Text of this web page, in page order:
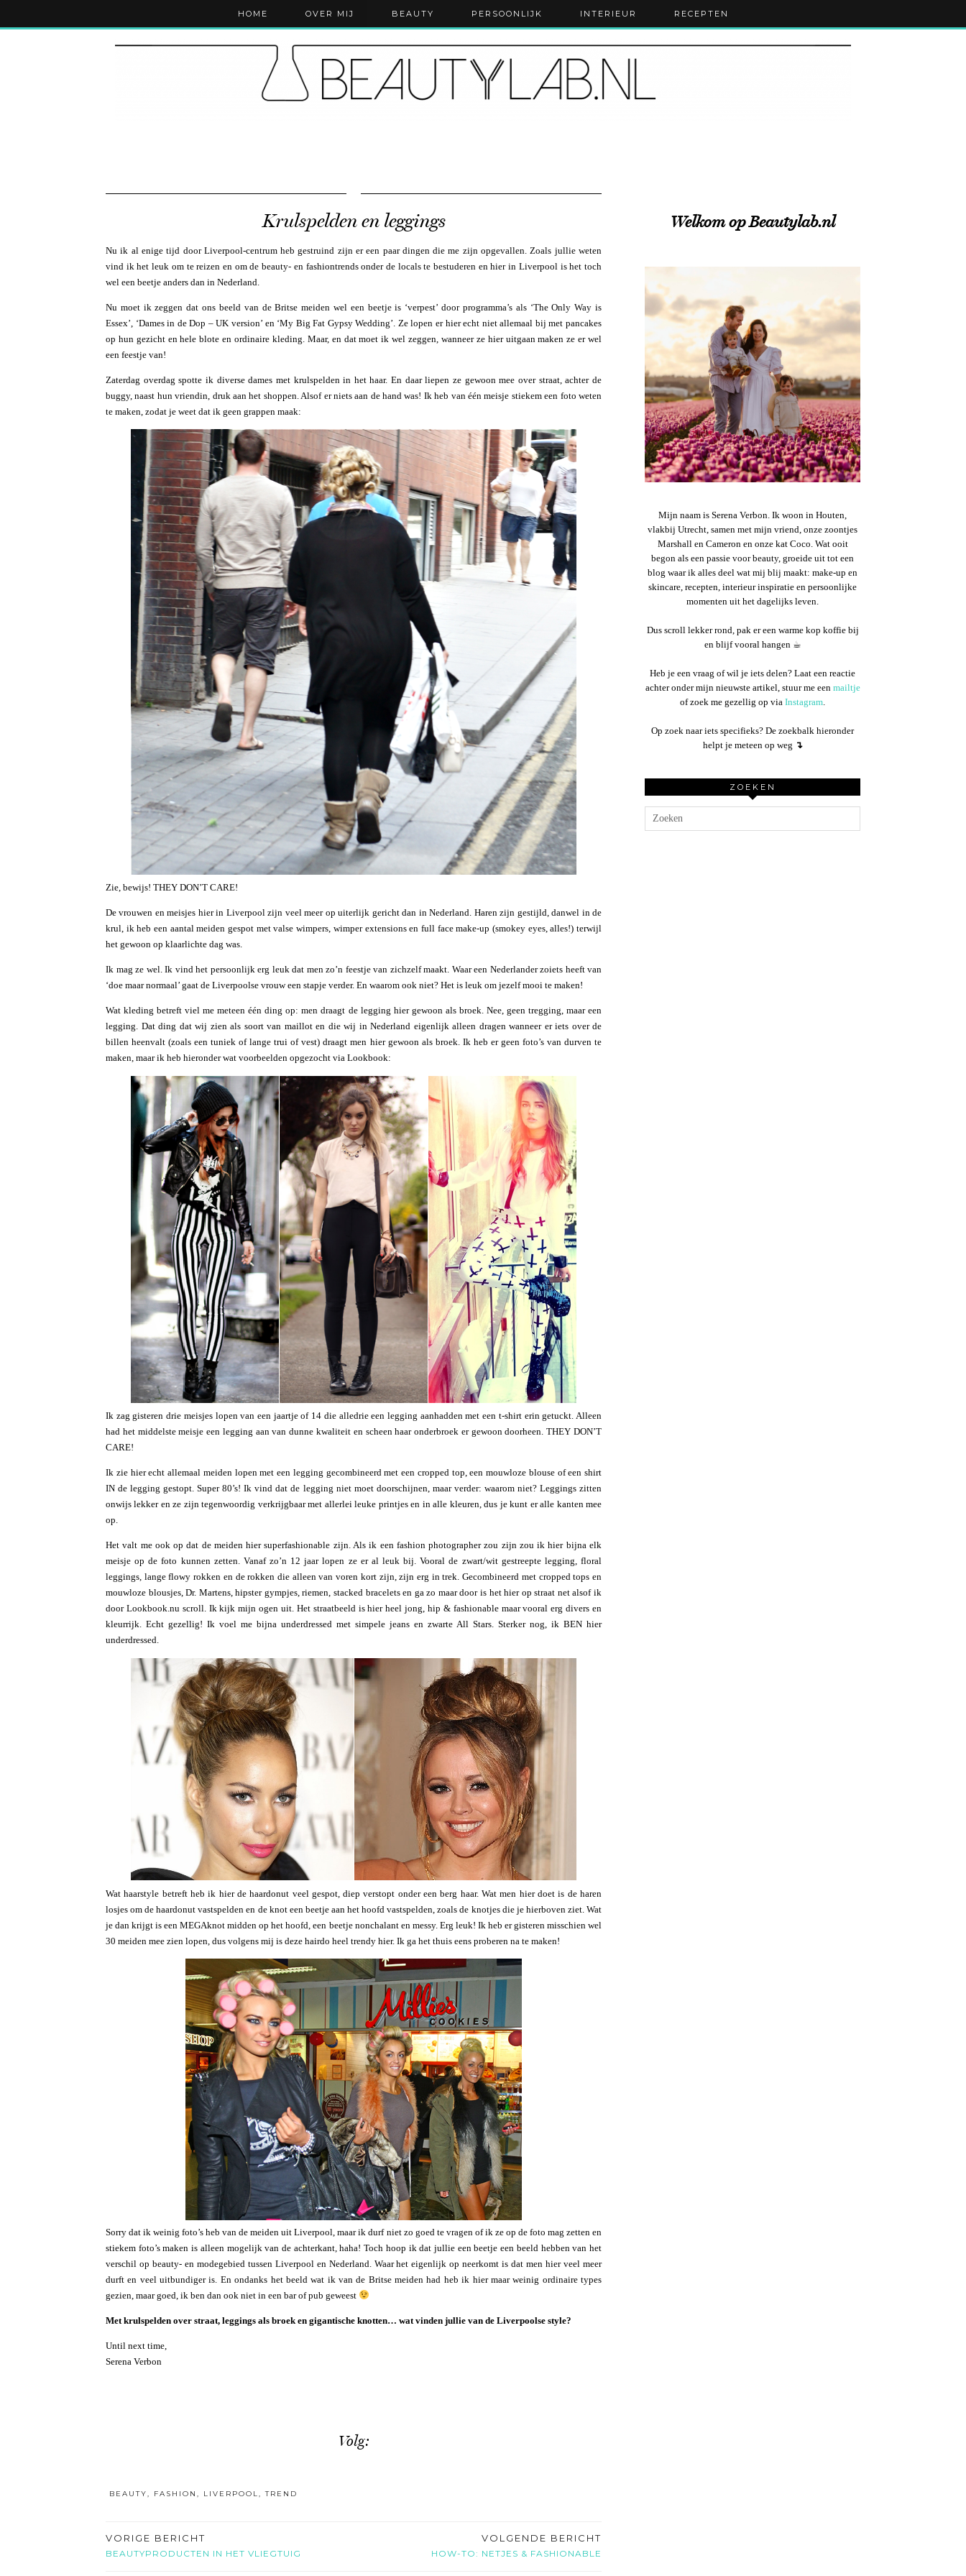
HOME OVER MIJ BEAUTY PERSOONLIJK INTERIEUR RECEPTEN
Krulspelden en leggings
Nu ik al enige tijd door Liverpool-centrum heb gestruind zijn er een paar dingen die me zijn opgevallen. Zoals jullie weten
vind ik het leuk om te reizen en om de beauty- en fashiontrends onder de locals te bestuderen en hier in Liverpool is het toch
wel een beetje anders dan in Nederland.
Nu moet ik zeggen dat ons beeld van de Britse meiden wel een beetje is ‘verpest’ door programma’s als ‘The Only Way is
Essex’, ‘Dames in de Dop – UK version’ en ‘My Big Fat Gypsy Wedding’. Ze lopen er hier echt niet allemaal bij met pancakes
op hun gezicht en hele blote en ordinaire kleding. Maar, en dat moet ik wel zeggen, wanneer ze hier uitgaan maken ze er wel
een feestje van!
Zaterdag overdag spotte ik diverse dames met krulspelden in het haar. En daar liepen ze gewoon mee over straat, achter de
buggy, naast hun vriendin, druk aan het shoppen. Alsof er niets aan de hand was! Ik heb van één meisje stiekem een foto weten
te maken, zodat je weet dat ik geen grappen maak:
Zie, bewijs! THEY DON’T CARE!
De vrouwen en meisjes hier in Liverpool zijn veel meer op uiterlijk gericht dan in Nederland. Haren zijn gestijld, danwel in de
krul, ik heb een aantal meiden gespot met valse wimpers, wimper extensions en full face make-up (smokey eyes, alles!) terwijl
het gewoon op klaarlichte dag was.
Ik mag ze wel. Ik vind het persoonlijk erg leuk dat men zo’n feestje van zichzelf maakt. Waar een Nederlander zoiets heeft van
‘doe maar normaal’ gaat de Liverpoolse vrouw een stapje verder. En waarom ook niet? Het is leuk om jezelf mooi te maken!
Wat kleding betreft viel me meteen één ding op: men draagt de legging hier gewoon als broek. Nee, geen tregging, maar een
legging. Dat ding dat wij zien als soort van maillot en die wij in Nederland eigenlijk alleen dragen wanneer er iets over de
billen heenvalt (zoals een tuniek of lange trui of vest) draagt men hier gewoon als broek. Ik heb er geen foto’s van durven te
maken, maar ik heb hieronder wat voorbeelden opgezocht via Lookbook:
Ik zag gisteren drie meisjes lopen van een jaartje of 14 die alledrie een legging aanhadden met een t-shirt erin getuckt. Alleen
had het middelste meisje een legging aan van dunne kwaliteit en scheen haar onderbroek er gewoon doorheen. THEY DON’T
CARE!
Ik zie hier echt allemaal meiden lopen met een legging gecombineerd met een cropped top, een mouwloze blouse of een shirt
IN de legging gestopt. Super 80’s! Ik vind dat de legging niet moet doorschijnen, maar verder: waarom niet? Leggings zitten
onwijs lekker en ze zijn tegenwoordig verkrijgbaar met allerlei leuke printjes en in alle kleuren, dus je kunt er alle kanten mee
op.
Het valt me ook op dat de meiden hier superfashionable zijn. Als ik een fashion photographer zou zijn zou ik hier bijna elk
meisje op de foto kunnen zetten. Vanaf zo’n 12 jaar lopen ze er al leuk bij. Vooral de zwart/wit gestreepte legging, floral
leggings, lange flowy rokken en de rokken die alleen van voren kort zijn, zijn erg in trek. Gecombineerd met cropped tops en
mouwloze blousjes, Dr. Martens, hipster gympjes, riemen, stacked bracelets en ga zo maar door is het hier op straat net alsof ik
door Lookbook.nu scroll. Ik kijk mijn ogen uit. Het straatbeeld is hier heel jong, hip & fashionable maar vooral erg divers en
kleurrijk. Echt gezellig! Ik voel me bijna underdressed met simpele jeans en zwarte All Stars. Sterker nog, ik BEN hier
underdressed.
Wat haarstyle betreft heb ik hier de haardonut veel gespot, diep verstopt onder een berg haar. Wat men hier doet is de haren
losjes om de haardonut vastspelden en de knot een beetje aan het hoofd vastspelden, zoals de knotjes die je hierboven ziet. Wat
je dan krijgt is een MEGAknot midden op het hoofd, een beetje nonchalant en messy. Erg leuk! Ik heb er gisteren misschien wel
30 meiden mee zien lopen, dus volgens mij is deze hairdo heel trendy hier. Ik ga het thuis eens proberen na te maken!
Sorry dat ik weinig foto’s heb van de meiden uit Liverpool, maar ik durf niet zo goed te vragen of ik ze op de foto mag zetten en
stiekem foto’s maken is alleen mogelijk van de achterkant, haha! Toch hoop ik dat jullie een beetje een beeld hebben van het
verschil op beauty- en modegebied tussen Liverpool en Nederland. Waar het eigenlijk op neerkomt is dat men hier veel meer
durft en veel uitbundiger is. En ondanks het beeld wat ik van de Britse meiden had heb ik hier maar weinig ordinaire types
gezien, maar goed, ik ben dan ook niet in een bar of pub geweest
Met krulspelden over straat, leggings als broek en gigantische knotten… wat vinden jullie van de Liverpoolse style?
Until next time,
Serena Verbon
Volg:
BEAUTY FASHION LIVERPOOL ,TREND
VORIGE BERICHT
BEAUTYPRODUCTEN IN HET VLIEGTUIG
VOLGENDE BERICHT
HOW-TO: NETJES & FASHIONABLE
Welkom op Beautylab.nl
Mijn naam is Serena Verbon. Ik woon in Houten,
vlakbij Utrecht, samen met mijn vriend, onze zoontjes
Marshall en Cameron en onze kat Coco. Wat ooit
begon als een passie voor beauty, groeide uit tot een
blog waar ik alles deel wat mij blij maakt: make-up en
skincare, recepten, interieur inspiratie en persoonlijke
momenten uit het dagelijks leven.
Dus scroll lekker rond, pak er een warme kop koffie bij
en blijf vooral hangen ☕︎
Heb je een vraag of wil je iets delen? Laat een reactie
achter onder mijn nieuwste artikel, stuur me een mailtje
of zoek me gezellig op via Instagram.
Op zoek naar iets specifieks? De zoekbalk hieronder
helpt je meteen op weg ↴
ZOEKEN